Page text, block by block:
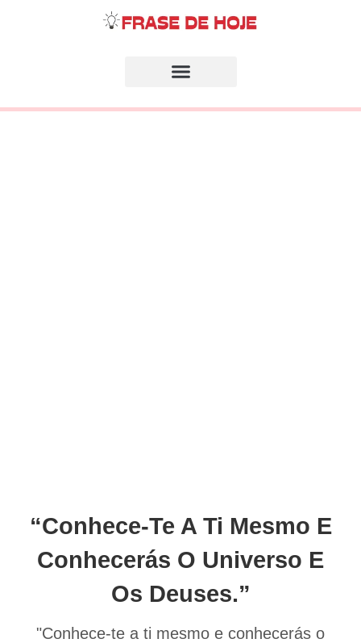
“Conhece-Te A Ti Mesmo E
Conhecerás O Universo E
Os Deuses.”
"Conhece-te a ti mesmo e conhecerás o